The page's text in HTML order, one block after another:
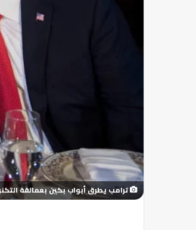
ترامب يطرق أبواب بكين بعمالقة